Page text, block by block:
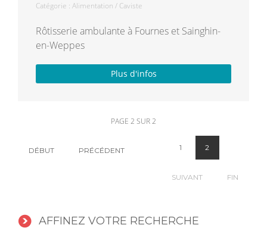
Catégorie : Alimentation / Caviste
Rôtisserie ambulante à Fournes et Sainghin-
en-Weppes
Plus d'infos
PAGE 2 SUR 2
DÉBUT PRÉCÉDENT 1 2
SUIVANT FIN
AFFINEZ VOTRE RECHERCHE